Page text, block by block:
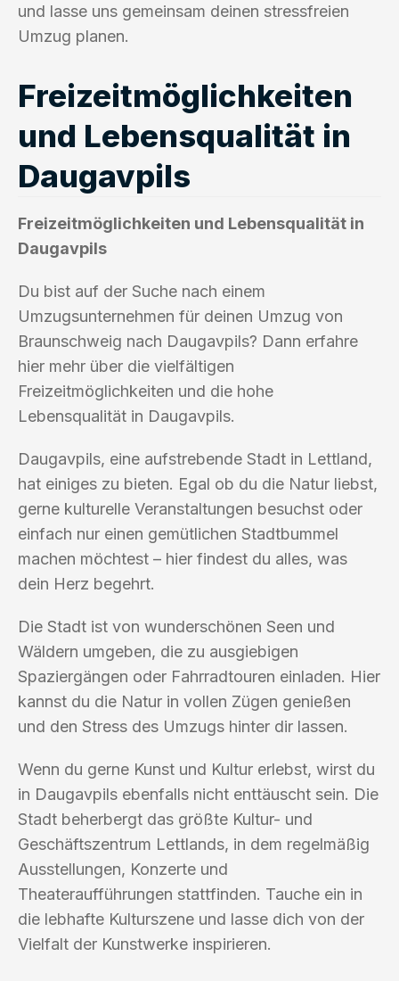
und lasse uns gemeinsam deinen stressfreien
Umzug planen.
Freizeitmöglichkeiten
und Lebensqualität in
Daugavpils
Freizeitmöglichkeiten und Lebensqualität in
Daugavpils
Du bist auf der Suche nach einem
Umzugsunternehmen für deinen Umzug von
Braunschweig nach Daugavpils? Dann erfahre
hier mehr über die vielfältigen
Freizeitmöglichkeiten und die hohe
Lebensqualität in Daugavpils.
Daugavpils, eine aufstrebende Stadt in Lettland,
hat einiges zu bieten. Egal ob du die Natur liebst,
gerne kulturelle Veranstaltungen besuchst oder
einfach nur einen gemütlichen Stadtbummel
machen möchtest – hier findest du alles, was
dein Herz begehrt.
Die Stadt ist von wunderschönen Seen und
Wäldern umgeben, die zu ausgiebigen
Spaziergängen oder Fahrradtouren einladen. Hier
kannst du die Natur in vollen Zügen genießen
und den Stress des Umzugs hinter dir lassen.
Wenn du gerne Kunst und Kultur erlebst, wirst du
in Daugavpils ebenfalls nicht enttäuscht sein. Die
Stadt beherbergt das größte Kultur- und
Geschäftszentrum Lettlands, in dem regelmäßig
Ausstellungen, Konzerte und
Theateraufführungen stattfinden. Tauche ein in
die lebhafte Kulturszene und lasse dich von der
Vielfalt der Kunstwerke inspirieren.